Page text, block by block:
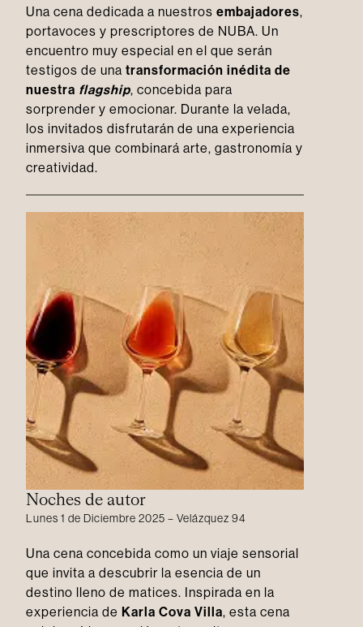
Una cena dedicada a nuestrosembajadores,
portavoces y prescriptores de NUBA. Un
encuentro muy especial en el que serán
testigos de unatransformación inédita de
nuestra flagship, concebida para
sorprender y emocionar. Durante la velada,
los invitados disfrutarán de una experiencia
inmersiva que combinará arte, gastronomía y
creatividad.
Noches de autor
Lunes 1 de Diciembre 2025 – Velázquez 94
Una cena concebida como un viaje sensorial
que invita a descubrir la esencia de un
destino lleno de matices. Inspirada en la
experiencia de Karla Cova Villa, esta cena